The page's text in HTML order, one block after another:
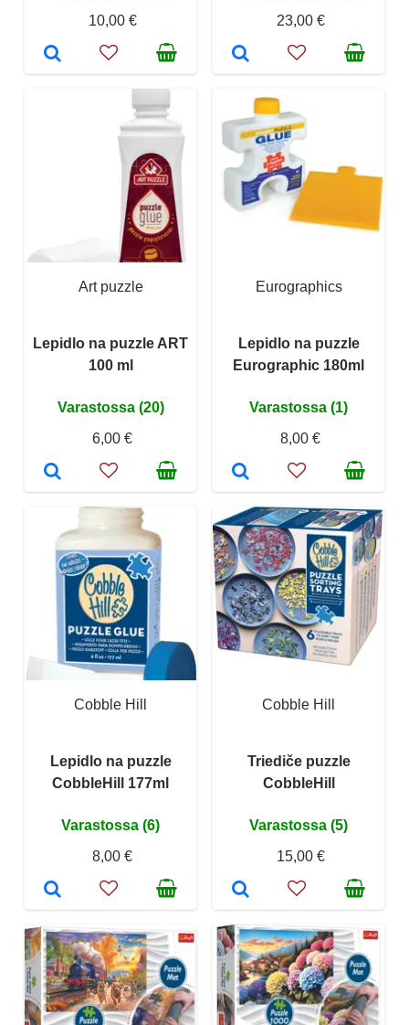
10,00 €
23,00 €
Art puzzle
Lepidlo na puzzle ART
100 ml
Varastossa (20)
6,00 €
Eurographics
Lepidlo na puzzle
Eurographic 180ml
Varastossa (1)
8,00 €
Cobble Hill
Lepidlo na puzzle
CobbleHill 177ml
Varastossa (6)
8,00 €
Cobble Hill
Triediče puzzle
CobbleHill
Varastossa (5)
15,00 €